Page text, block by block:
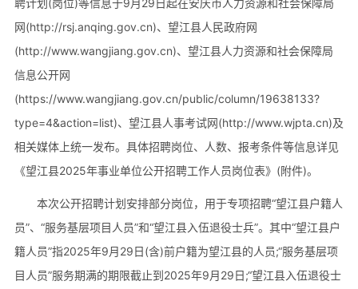
网(http://rsj.anqing.gov.cn)、望江县人民政府网
(http://www.wangjiang.gov.cn)、望江县人力资源和社会保障局
信息公开网
(https://www.wangjiang.gov.cn/public/column/19638133?
type=4&action=list)、望江县人事考试网(http://www.wjpta.cn)及
相关媒体上统一发布。具体招聘岗位、人数、报考条件等信息详见
《望江县2025年事业单位公开招聘工作人员岗位表》(附件)。
本次公开招聘计划安排部分岗位，用于专项招聘“望江县户籍人
员”、“服务基层项目人员”和“望江县入伍退役士兵”。其中“望江县户
籍人员”指2025年9月29日(含)前户籍为望江县的人员;“服务基层项
目人员”服务期满的期限截止到2025年9月29日;“望江县入伍退役士